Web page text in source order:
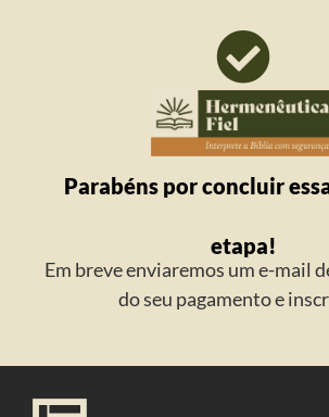
Parabéns por concluir
etapa!
Em breve enviaremos um e-mail
do seu pagamento e